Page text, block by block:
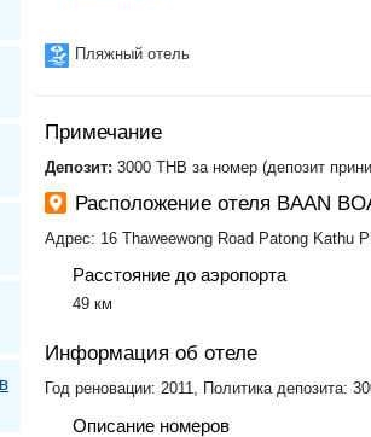
Пляжный отель
Примечание
​Депозит: 3000 THB за номер (депозит
Расположение отеля BAAN
Адрес: 16 Thaweewong Road Patong Kathu
Расстояние до аэропорта
49 км
Информация об отеле
Год реновации: 2011, Политика депозита:
Описание номеров